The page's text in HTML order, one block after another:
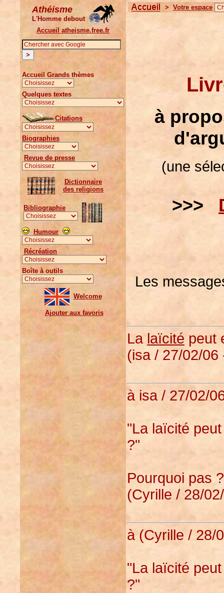
Athéisme
L'Homme debout
Accueil atheisme.free.fr
Accueil Grands thèmes
Quelques textes
Citations
Biographies
Revue de presse
Dictionnaire
des religions
Bibliographie
Humour
Récréation
Boîte à outils
Welcome
Ajouter aux favoris
> Votre espace
à
(une
>>>
Les
La laïcité peut
(isa / 27/02/06
à isa / 27/02/
"La laïcité
?"
Pourquoi pas ?
(Cyrille / 28/
à (Cyrille / 28/
"La laïcité
?"